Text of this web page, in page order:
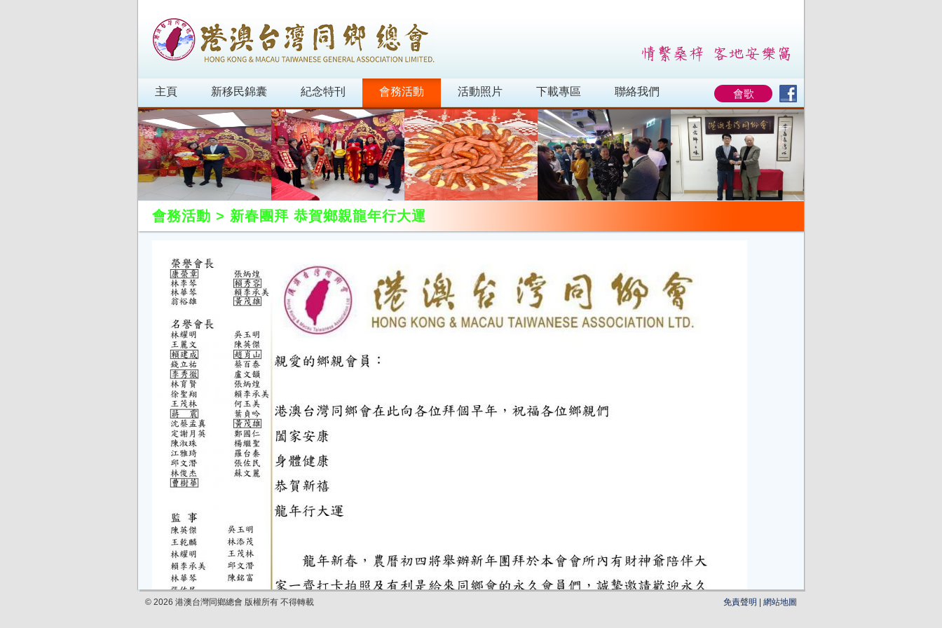
主頁 新移民錦囊 紀念特刊 會務活動 活動照片 下載專區 聯絡我們 會歌
會務活動 > 新春團拜 恭賀鄉親龍年行大運
© 2026 港澳台灣同鄉總會 版權所有 不得轉載 免責聲明 網站地圖